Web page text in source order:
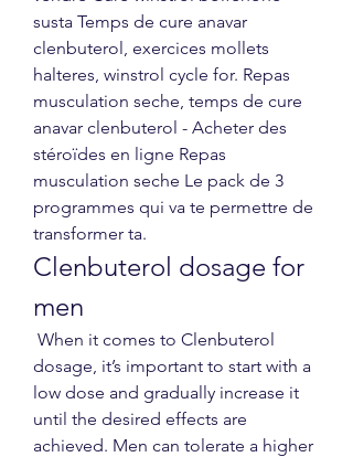
susta Temps de cure anavar
clenbuterol, exercices mollets
halteres, winstrol cycle for. Repas
musculation seche, temps de cure
anavar clenbuterol - Acheter des
stéroïdes en ligne Repas
musculation seche Le pack de 3
programmes qui va te permettre de
transformer ta.
Clenbuterol dosage for
men
dosage, it’s important to start with a
low dose and gradually increase it
until the desired effects are
achieved. Men can tolerate a higher